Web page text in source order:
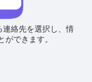
連絡先を選択し、情
できます。